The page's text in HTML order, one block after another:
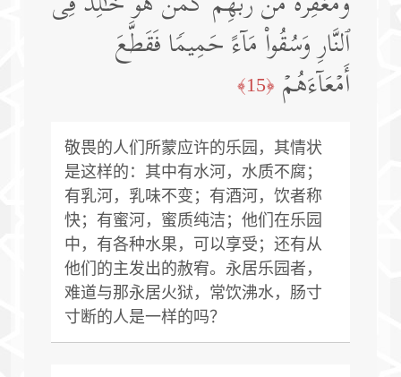
ٱلنَّارِ وَسُقُوا۟ مَاۤءً حَمِیمࣰا فَقَطَّعَ
أَمۡعَاۤءَهُمۡ ﴿15﴾
敬畏的人们所蒙应许的乐园，其情状
是这样的：其中有水河，水质不腐；
有乳河，乳味不变；有酒河，饮者称
快；有蜜河，蜜质纯洁；他们在乐园
中，有各种水果，可以享受；还有从
他们的主发出的赦宥。永居乐园者，
难道与那永居火狱，常饮沸水，肠寸
寸断的人是一样的吗？